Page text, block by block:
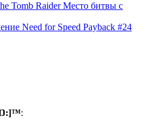
Tomb Raider Место битвы с
Need for Speed Payback #24
: